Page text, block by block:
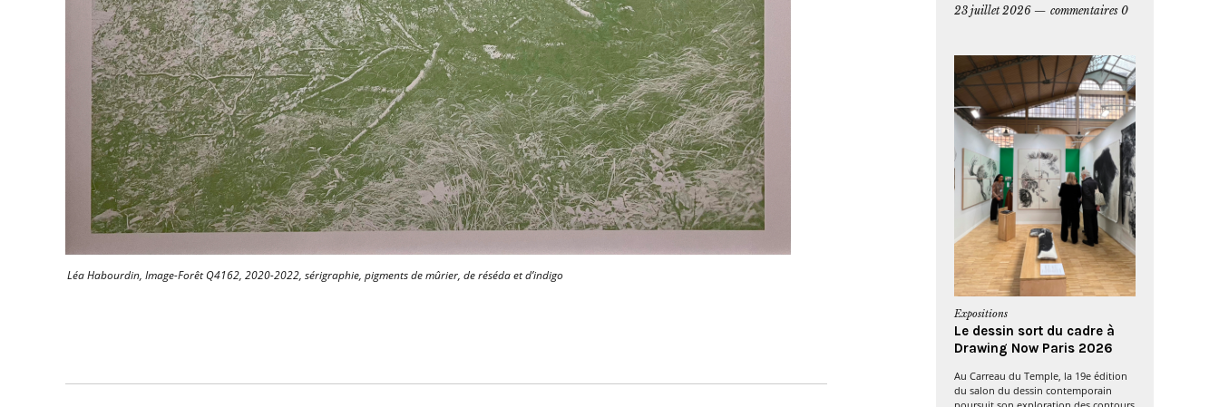
Léa Habourdin, Image-Forêt Q4162, 2020-2022, sérigraphie, pigments de mûrier, de réséda et d’indigo
23 juillet 2026
commentaires 0
Expositions
Le dessin sort du cadre à
Drawing Now Paris 2026
Au Carreau du Temple, la 19e édition
du salon du dessin contemporain